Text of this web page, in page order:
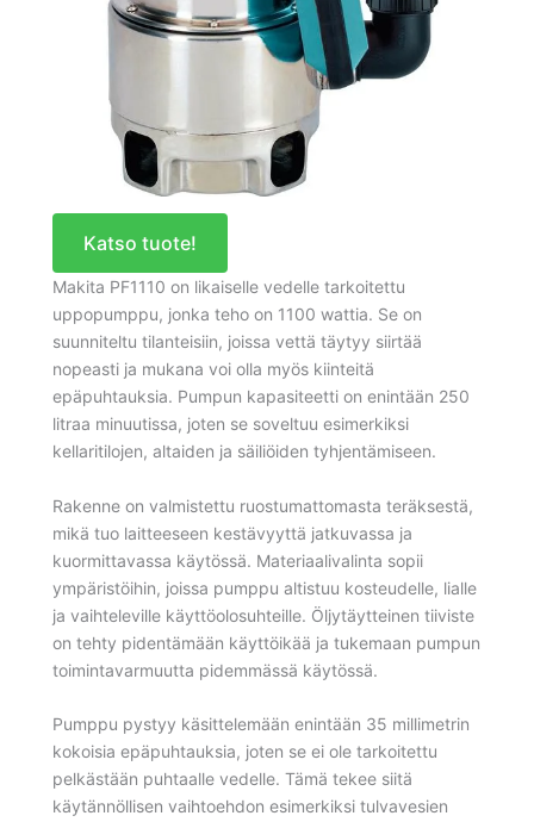
Katso tuote!
Makita PF1110 on likaiselle vedelle tarkoitettu
uppopumppu, jonka teho on 1100 wattia. Se on
suunniteltu tilanteisiin, joissa vettä täytyy siirtää
nopeasti ja mukana voi olla myös kiinteitä
epäpuhtauksia. Pumpun kapasiteetti on enintään 250
litraa minuutissa, joten se soveltuu esimerkiksi
kellaritilojen, altaiden ja säiliöiden tyhjentämiseen.
Rakenne on valmistettu ruostumattomasta teräksestä,
mikä tuo laitteeseen kestävyyttä jatkuvassa ja
kuormittavassa käytössä. Materiaalivalinta sopii
ympäristöihin, joissa pumppu altistuu kosteudelle, lialle
ja vaihteleville käyttöolosuhteille. Öljytäytteinen tiiviste
on tehty pidentämään käyttöikää ja tukemaan pumpun
toimintavarmuutta pidemmässä käytössä.
Pumppu pystyy käsittelemään enintään 35 millimetrin
kokoisia epäpuhtauksia, joten se ei ole tarkoitettu
pelkästään puhtaalle vedelle. Tämä tekee siitä
käytännöllisen vaihtoehdon esimerkiksi tulvavesien